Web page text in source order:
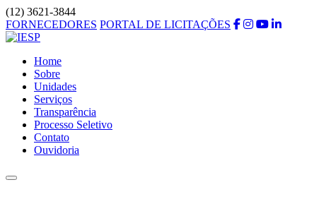
(12) 3621-3844
FORNECEDORES PORTAL DE LICITAÇÕES
Home
Sobre
Unidades
Serviços
Transparência
Processo Seletivo
Contato
Ouvidoria